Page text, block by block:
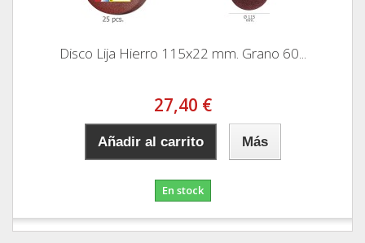
Disco Lija Hierro 115x22 mm. Grano 60...
27,40 €
Añadir al carrito Más
En stock